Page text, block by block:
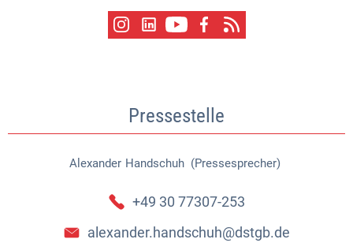
Pressestelle
Alexander Handschuh (Pressesprecher)
Alexander Handschuh
+49 30 77307-253
alexander.handschuh@dstgb.de